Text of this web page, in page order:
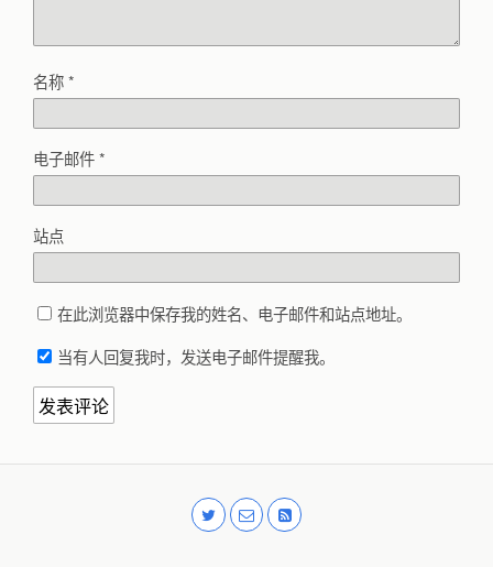
名称*
电子邮件*
站点
在此浏览器中保存我的姓名、电子邮件和站点地址。
当有人回复我时，发送电子邮件提醒我。